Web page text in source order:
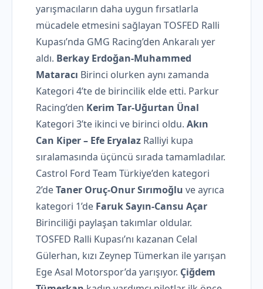
yarışmacıların daha uygun fırsatlarla
mücadele etmesini sağlayan TOSFED Ralli
Kupası’nda GMG Racing’den Ankaralı yer
aldı. Berkay Erdoğan-Muhammed
Mataracı Birinci olurken aynı zamanda
Kategori 4’te de birincilik elde etti. Parkur
Racing’den Kerim Tar-Uğurtan Ünal
Kategori 3’te ikinci ve birinci oldu. Akın
Can Kiper – Efe Eryalaz Ralliyi kupa
sıralamasında üçüncü sırada tamamladılar.
Castrol Ford Team Türkiye’den kategori
2’deTaner Oruç-Onur Sırımoğlu ve ayrıca
kategori 1’de Faruk Sayın-Cansu Açar
Birinciliği paylaşan takımlar oldular.
TOSFED Ralli Kupası’nı kazanan Celal
Gülerhan, kızı Zeynep Tümerkan ile yarışan
Ege Asal Motorspor’da yarışıyor. Çiğdem